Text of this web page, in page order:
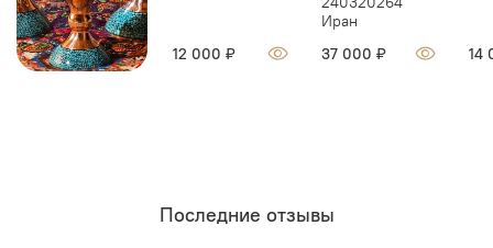
12 000 ₽
Иран
37 000 ₽
14
Последние отзывы